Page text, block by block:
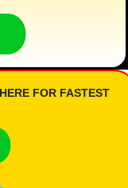
FOR FASTEST